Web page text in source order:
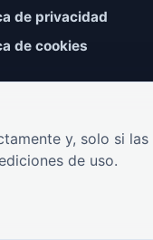
de privacidad
de cookies
y, solo si las
de uso.